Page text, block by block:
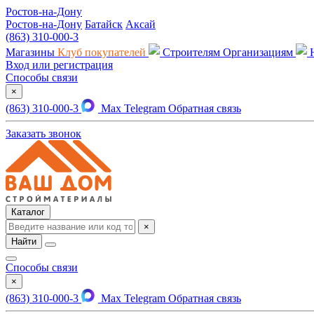
Ростов-на-Дону
Ростов-на-Дону Батайск Аксай
(863) 310-000-3
Магазины Клуб покупателей Строителям Организациям
Вход или регистрация
Способы связи
×
(863) 310-000-3 Max Telegram Обратная связь
Заказать звонок
Каталог
×
Найти
Способы связи
×
(863) 310-000-3 Max Telegram Обратная связь